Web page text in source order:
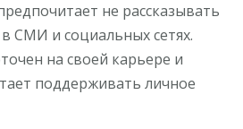
не рассказывать
СМИ и социальных сетях.
на своей карьере и
поддерживать личное